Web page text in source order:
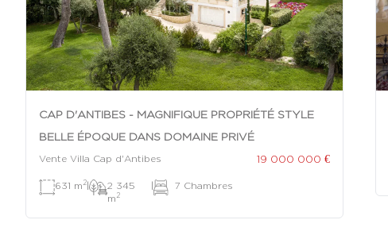
CAP D'ANTIBES - MAGNIFIQUE PROPRIÉTÉ STYLE
BELLE ÉPOQUE DANS DOMAINE PRIVÉ
Vente Villa Cap d'Antibes 19 000 000 €
631 m 2|
2 345
m 2
| 7 Chambres